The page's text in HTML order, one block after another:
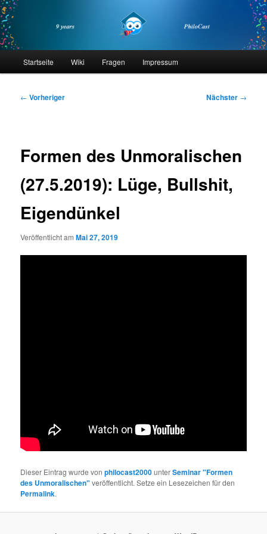
Zum
primären
Inhalt
springenphilocast
Startseite Wiki Fragen Impressum
Beitragsnavigation
← Vorheriger Nächster →
Formen des Unmoralischen
(27.5.2019): Lüge, Bullshit,
Eigendünkel
Veröffentlicht amMai 27, 2019
Dieser Eintrag wurde vonphilocast2000unterSeminar "Formen
des Unmoralischen" veröffentlicht. Setze ein Lesezeichen für den
Permalink.